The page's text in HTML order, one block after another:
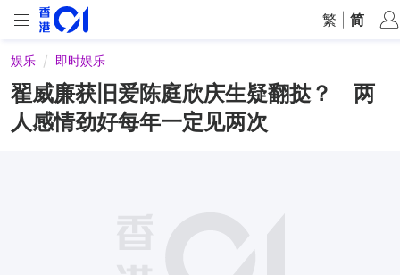
繁 简
娱乐 即时娱乐
翟威廉获旧爱陈庭欣庆生疑翻挞？ 两
人感情劲好每年一定见两次